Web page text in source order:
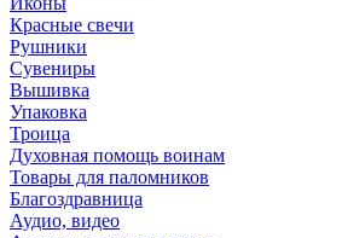
Красные свечи
Рушники
Сувениры
Вышивка
Упаковка
Троица
Духовная помощь воинам
Товары для паломников
Благоздравница
Аудио, видео